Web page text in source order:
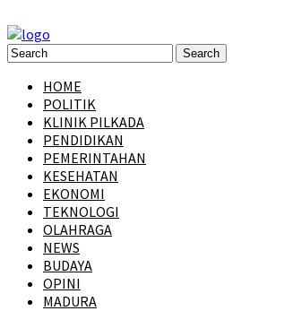
HOME
POLITIK
KLINIK PILKADA
PENDIDIKAN
PEMERINTAHAN
KESEHATAN
EKONOMI
TEKNOLOGI
OLAHRAGA
NEWS
BUDAYA
OPINI
MADURA